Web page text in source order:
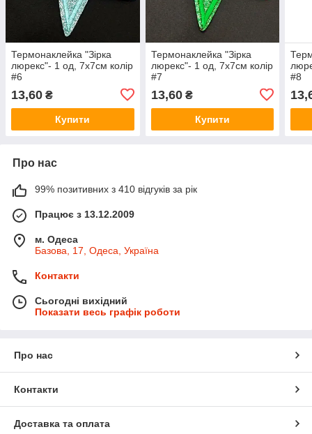
Термонаклейка "Зірка
люрекс"- 1 од, 7х7см колір
#6
13,60 ₴
Купити
Термонаклейка "Зірка
люрекс"- 1 од, 7х7см колір
#7
13,60₴
Купити
#8
Про нас
99% позитивних з 410 відгуків за рік
Працює з 13.12.2009
м. Одеса
Базова, 17, Одеса, Україна
Контакти
Сьогодні вихідний
Показати весь графік роботи
Про нас
Контакти
Доставка та оплата